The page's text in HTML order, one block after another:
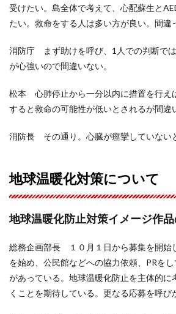
受けたい。島全体で考えて、心配蘇生と
たい。救命をする人は多い方が良い。間違
消防庁 まず助けを呼び、1人での判断で
が心強いので間違いない。
松本 心肺停止から一分以内に措置を行え
すると救命の可能性が低いとされるが間違
消防長 その通り。心臓が痙攣していない
地球温暖化対策について
地球温暖化防止対策イメージ作
総務企画部長 １０月１日から募集を開始
を始め、公民館などへの協力依頼、PRを
があっている。地球温暖化防止を主体的に
くことを期待している。更なる応募を呼び